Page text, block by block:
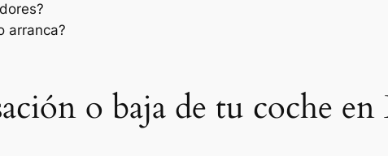
arranca?
o baja de tu coche en